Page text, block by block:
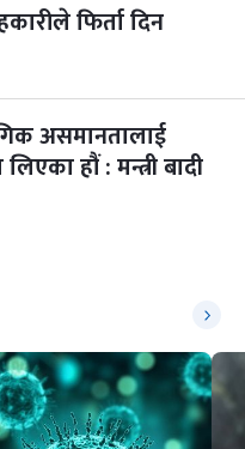
फिर्ता दिन
असमानतालाई
लिएका हौं : मन्त्री बादी